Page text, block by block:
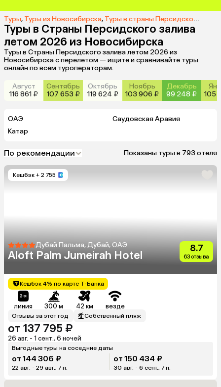
Туры, Туры из Новосибирска, Туры в страны Персидского залива из Новосибирска
Туры в Страны Персидского залива
летом 2026 из Новосибирска
Туры в Страны Персидского залива летом 2026 из
Новосибирска с перелетом — ищите и сравнивайте туры
онлайн по всем туроператорам.
Август
116 861 ₽
Сентябрь
107 653 ₽
Октябрь
119 624 ₽
Ноябрь
103 906 ₽
Декабрь
99 248 ₽
105
ОАЭ
Саудовская Аравия
Катар
По рекомендации Показаны туры в 793 отеля
Кешбэк + 2 755
Дубай Пальма, Дубай, ОАЭ
Aloft Palm Jumeirah Hotel
8.7
63 отзыва
Кешбэк 4% по карте Т-Банка
линия 300 м 42 км везде
Отзывы за этот год Собственный пляж
от 137 795 ₽
26 авг. - 1 сент., 6 ночей
Выгодные туры на соседние даты
от 144 306 ₽
22 авг. - 29 авг., 7 н.
от 150 434 ₽
30 авг. - 6 сент., 7 н.